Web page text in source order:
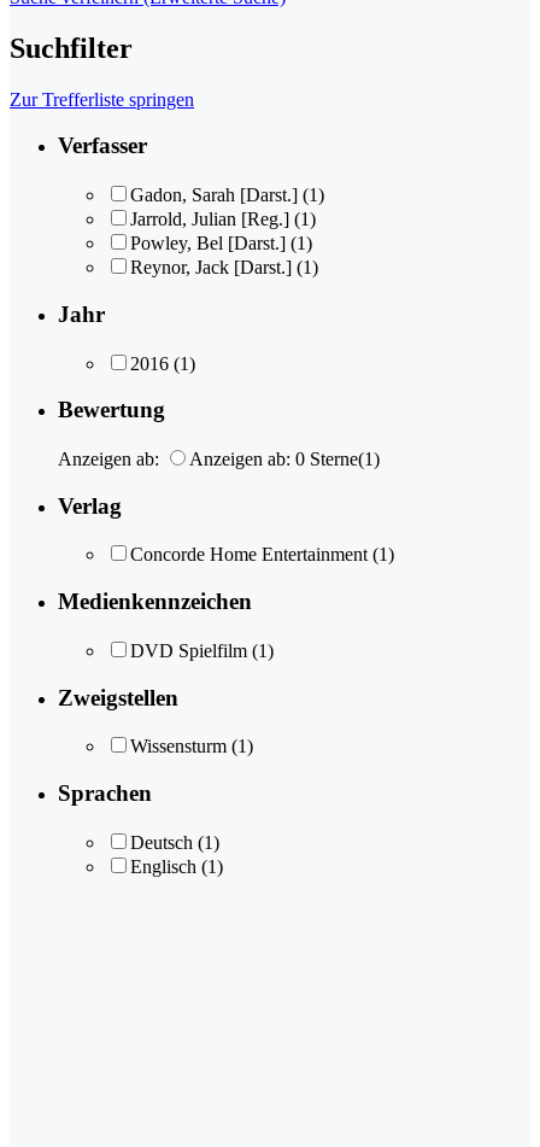
Suchfilter
Zur Trefferliste springen
Verfasser
Gadon, Sarah [Darst.] (1)
Jarrold, Julian [Reg.] (1)
Powley, Bel [Darst.] (1)
Reynor, Jack [Darst.] (1)
Jahr
2016 (1)
Bewertung
Anzeigen ab: Anzeigen ab: 0 Sterne(1)
Verlag
Concorde Home Entertainment (1)
Medienkennzeichen
DVD Spielfilm (1)
Zweigstellen
Wissensturm (1)
Sprachen
Deutsch (1)
Englisch (1)